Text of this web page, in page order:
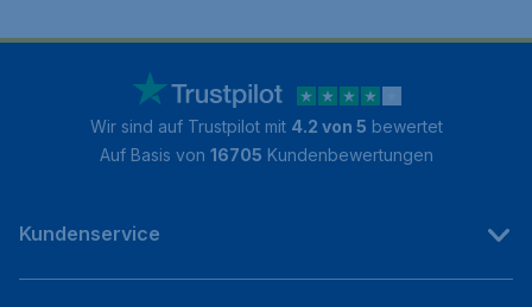
Wir sind auf Trustpilot mit 4.2 von 5 bewertet
Auf Basis von 16705 Kundenbewertungen
Kundenservice